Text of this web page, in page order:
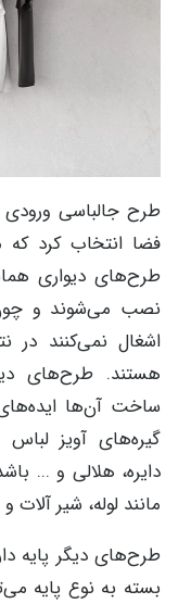
طرح جالباسی ورودی
فضا انتخاب کرد که
طرح‌های دیواری
نصب می‌شوند و چون
اشغال نمی‌کنند در
هستند. طرح‌های
ساخت آن‌ها ایده‌های
گیره‌های آویز لباس
دایره، هلالی و ...
مانند لوله، شیر
طرح‌های دیگر پایه
بسته به نوع پایه